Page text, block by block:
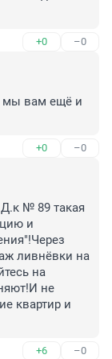
+0 –0
мы вам ещё и
+0 –0
№ 89 такая
и
ливнёвки на
на
не
квартир и
+6 –0